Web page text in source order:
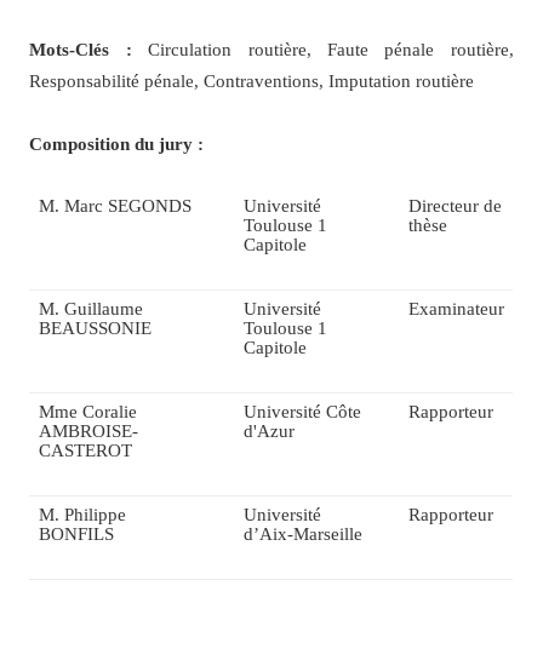
Mots-Clés : Circulation routière, Faute pénale routière,
Responsabilité pénale, Contraventions, Imputation routière
Composition du jury :
M. Marc SEGONDS
Université
Toulouse 1
Capitole
Directeur de
thèse
M. Guillaume
BEAUSSONIE
Université
Toulouse 1
Capitole
Examinateur
Mme Coralie
AMBROISE-
CASTEROT
Université Côte
d'Azur
Rapporteur
M. Philippe
BONFILS
Université
d’Aix-Marseille
Rapporteur